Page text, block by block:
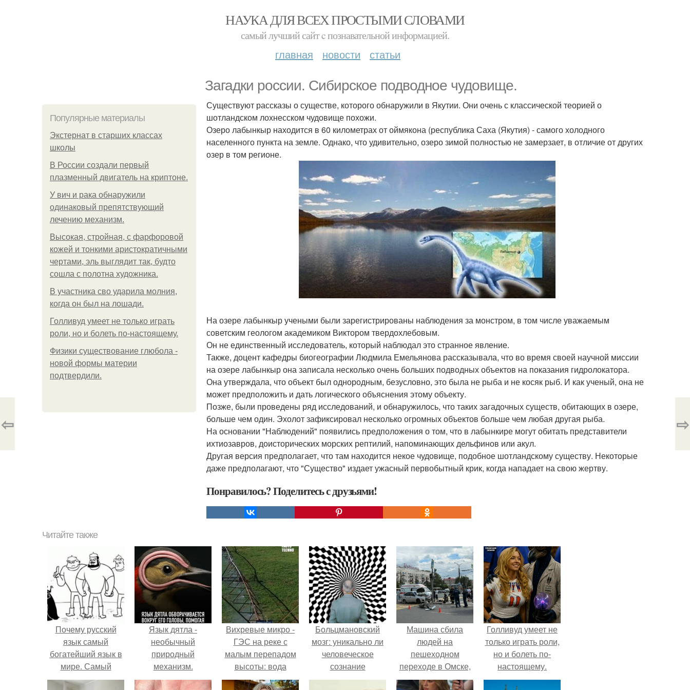
НАУКА ДЛЯ ВСЕХ ПРОСТЫМИ СЛОВАМИ
самый лучший сайт c познавательной информацией.
главная новости статьи
Загадки россии. Сибирское подводное чудовище.
Популярные материалы
Экстернат в старших классах
школы
В России создали первый
плазменный двигатель на криптоне.
У вич и рака обнаружили
одинаковый препятствующий
лечению механизм.
Высокая, стройная, с фарфоровой
кожей и тонкими аристократичными
чертами, эль выглядит так, будто
сошла с полотна художника.
В участника сво ударила молния,
когда он был на лошади.
Голливуд умеет не только играть
роли, но и болеть по-настоящему.
Физики существование глюбола -
новой формы материи
подтвердили.
Существуют рассказы о существе, которого обнаружили в Якутии. Они очень с классической теорией о
шотландском лохнесском чудовище похожи.
Озеро лабынкыр находится в 60 километрах от оймякона (республика Саха (Якутия) - самого холодного
населенного пункта на земле. Однако, что удивительно, озеро зимой полностью не замерзает, в отличие от других
озер в том регионе.
На озере лабынкыр учеными были зарегистрированы наблюдения за монстром, в том числе уважаемым
советским геологом академиком Виктором твердохлебовым.
Он не единственный исследователь, который наблюдал это странное явление.
Также, доцент кафедры биогеографии Людмила Емельянова рассказывала, что во время своей научной миссии
на озере лабынкыр она записала несколько очень больших подводных объектов на показания гидролокатора.
Она утверждала, что объект был однородным, безусловно, это была не рыба и не косяк рыб. И как ученый, она не
может предположить и дать логического объяснения этому объекту.
Позже, были проведены ряд исследований, и обнаружилось, что таких загадочных существ, обитающих в озере,
больше чем один. Эхолот зафиксировал несколько огромных объектов больше чем любая другая рыба.
На основании "Наблюдений" появились предположения о том, что в лабынкире могут обитать представители
ихтиозавров, доисторических морских рептилий, напоминающих дельфинов или акул.
Другая версия предполагает, что там находится некое чудовище, подобное шотландскому существу. Некоторые
даже предполагают, что "Существо" издает ужасный первобытный крик, когда нападает на свою жертву.
Понравилось? Поделитесь с друзьями!
⇦ ⇨
Читайте также
Почему русский
язык самый
богатейший язык в
мире. Самый
лучший и самый
Язык дятла -
необычный
природный
механизм.
Вихревые микро -
ГЭС на реке с
малым перепадом
высоты: вода
закручивается в
Больцмановский
мозг: уникально ли
человеческое
сознание
Машина сбила
людей на
пешеходном
переходе в Омске,
пострадали 8
Голливуд умеет не
только играть роли,
но и болеть по-
настоящему.